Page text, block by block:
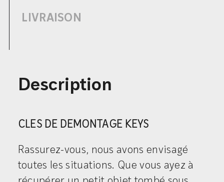
LIVRAISON
Description
CLES DE DEMONTAGE KEYS
Rassurez-vous, nous avons envisagé
toutes les situations. Que vous ayez à